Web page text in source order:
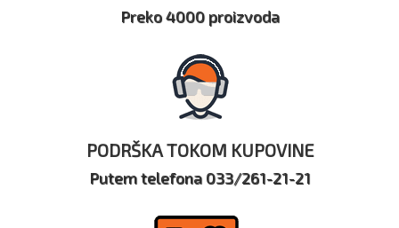
Preko 4000 proizvoda
PODRŠKA TOKOM KUPOVINE
Putem telefona 033/261-21-21